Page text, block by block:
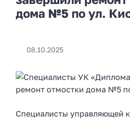
дома №5 по ул.
08.10.2025
Специалисты управляющей